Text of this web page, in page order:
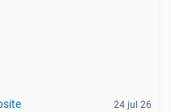
24 jul 26